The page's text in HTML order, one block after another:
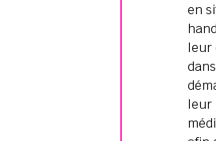
en
leur
leur